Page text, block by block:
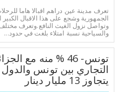
تعرف مدينة عين دراهم اقبالا هاما
الجمهورية وشجع على هذا الاقبال الكبير
وتواصل نزول الغيث النافع.وتعرف
والسياحية نسبة امتلاء بلغت في حدود...
تونس- 46 % منه مع
التجاري بين تونس والدول
يتجاوز 13 مليار دينار